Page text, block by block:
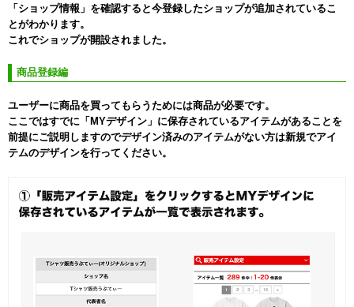
「ショップ情報」を確認すると今登録したショップが追加されているこ
とがわかります。
これでショップが開設されました。
商品登録編
ユーザーに商品を買ってもらうためには商品が必要です。
ここではすでに「MYデザイン」に保存されているアイテムがあることを
前提にご説明しますのでデザイン済みのアイテムがない方は新規でアイ
テムのデザインを行ってください。